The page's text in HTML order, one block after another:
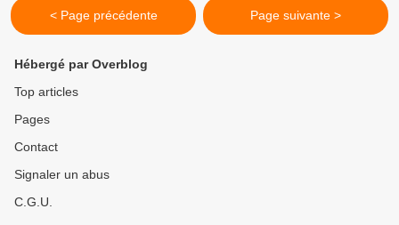
< Page précédente Page suivante >
Hébergé par Overblog
Top articles
Pages
Contact
Signaler un abus
C.G.U.